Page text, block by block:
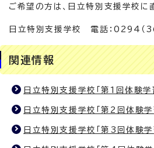
ご希望の方は、日立特別支援学校に
日立特別支援学校 電話：0294（
関連情報
日立特別支援学校「第1回体験学
日立特別支援学校「第2回体験学
日立特別支援学校「第3回体験学